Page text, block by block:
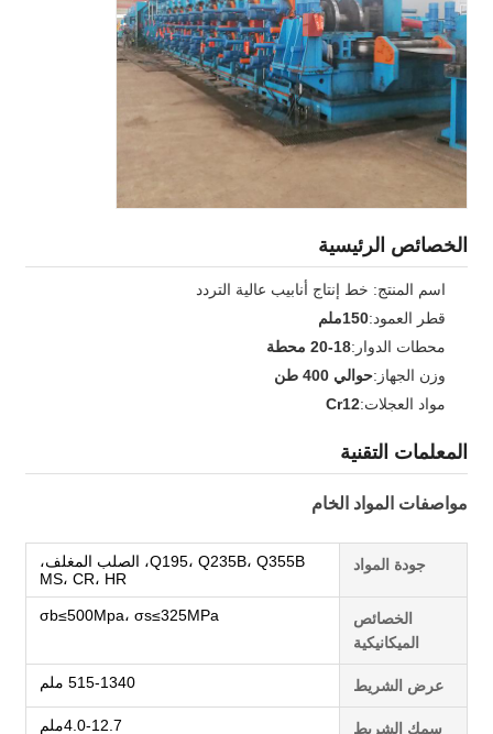
الخصائص الرئيسية
اسم المنتج: خط إنتاج أنابيب عالية التردد
قطر العمود:150ملم
محطات الدوار:18-20 محطة
وزن الجهاز:حوالي 400 طن
مواد العجلات:Cr12
المعلمات التقنية
مواصفات المواد الخام
جودة المواد
Q195، Q235B، Q355B، الصلب المغلف،
MS، CR، HR
الخصائص
الميكانيكية
σb≤500Mpa، σs≤325MPa
عرض الشريط 515-1340 ملم
سمك الشريط 4.0-12.7ملم